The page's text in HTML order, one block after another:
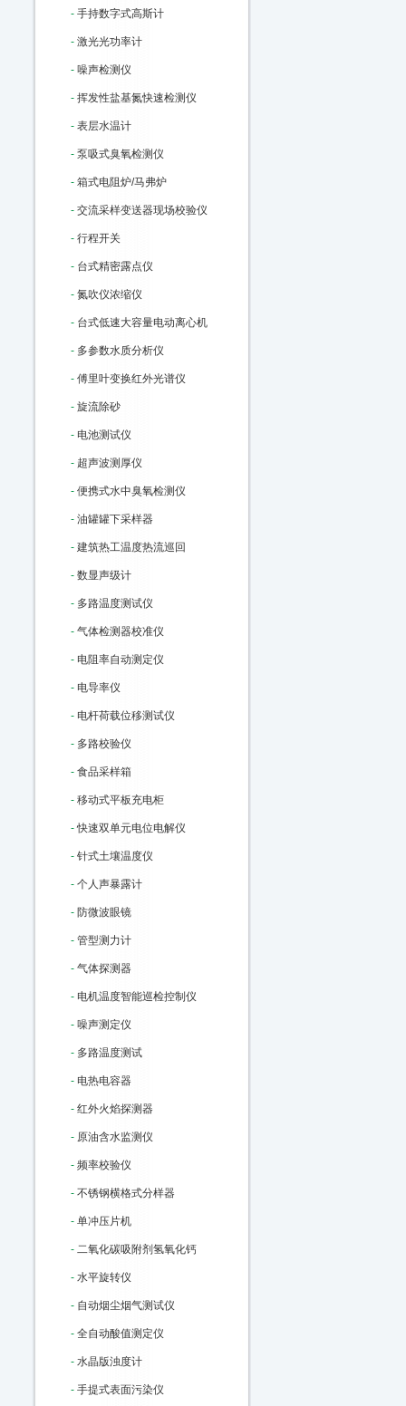
- 手持数字式高斯计
- 激光光功率计
- 噪声检测仪
- 挥发性盐基氮快速检测仪
- 表层水温计
- 泵吸式臭氧检测仪
- 箱式电阻炉/马弗炉
- 交流采样变送器现场校验仪
- 行程开关
- 台式精密露点仪
- 氮吹仪浓缩仪
- 台式低速大容量电动离心机
- 多参数水质分析仪
- 傅里叶变换红外光谱仪
- 旋流除砂
- 电池测试仪
- 超声波测厚仪
- 便携式水中臭氧检测仪
- 油罐罐下采样器
- 建筑热工温度热流巡回
- 数显声级计
- 多路温度测试仪
- 气体检测器校准仪
- 电阻率自动测定仪
- 电导率仪
- 电杆荷载位移测试仪
- 多路校验仪
- 食品采样箱
- 移动式平板充电柜
-快速双单元电位电解仪
- 针式土壤温度仪
- 个人声暴露计
- 防微波眼镜
- 管型测力计
- 气体探测器
- 电机温度智能巡检控制仪
- 噪声测定仪
- 多路温度测试
- 电热电容器
- 红外火焰探测器
- 原油含水监测仪
- 频率校验仪
- 不锈钢横格式分样器
- 单冲压片机
- 二氧化碳吸附剂氢氧化钙
- 水平旋转仪
- 自动烟尘烟气测试仪
- 全自动酸值测定仪
- 水晶版浊度计
- 手提式表面污染仪